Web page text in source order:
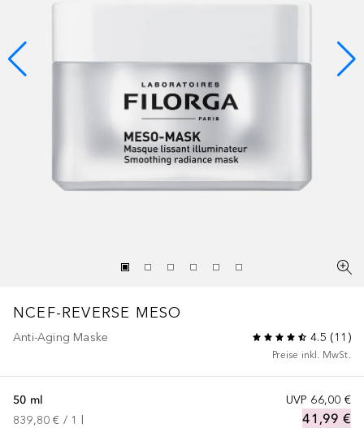
NCEF-REVERSE MESO
Anti-Aging Maske 4.5 (11 )
Preise inkl. MwSt.
UVP 66,00 €
41,99 €
50 ml
839,80 € / 1